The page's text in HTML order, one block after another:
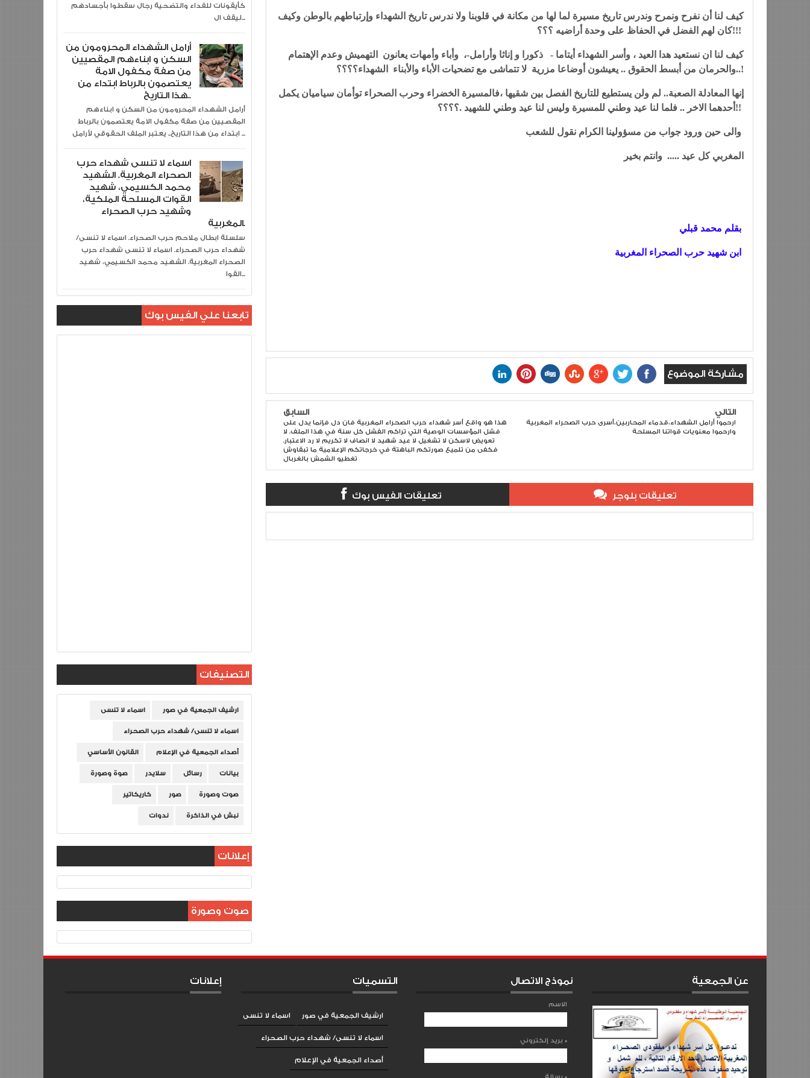
كيف لنا أن نفرح ونمرح وندرس تاريخ مسيرة لما لها من مكانة في قلوبنا ولا ندرس تاريخ الشهداء وإرتباطهم بالوطن وكيف
كان لهم الفضل في الحفاظ على وحدة أراضيه ؟؟؟!!!
كيف لنا ان نستعيد هدا العيد ، وأسر الشهداء أيتاما - ذكورا و إناثا وأرامل-، وأباء وأمهات يعانون التهميش وعدم الإهتمام
..والحرمان من أبسط الحقوق .. يعيشون أوضاعا مزرية لا تتماشى مع تضحيات الأباء والأبناء الشهداء؟؟؟؟!
إنها المعادلة الصعبة.. لم ولن يستطيع للتاريخ الفصل بين شقيها ،فالمسيرة الخضراء وحرب الصحراء توأمان سياميان يكمل
أحدهما الاخر .. فلما لنا عيد وطني للمسيرة وليس لنا عيد وطني للشهيد .؟؟؟؟!!
المغربي كل عيد ..... وانتم بخير
ابن شهيد حرب الصحراء المغربية
مشاركة الموضوع
التالي
ارحموا أرامل الشهداء،قدماء المحاربين،أسرى حرب الصحراء المغربية
وارحموا معنويات قواتنا المسلحة
السابق
هذا هو واقع أسر شهداء حرب الصحراء المغربية فان دل فإنما يدل على
فشل المؤسسات الوصية التي تراكم الفشل كل سنة في هذا الملف. لا
تعويض لاسكن لا تشغيل لا عيد شهيد لا انصاف لا تكريم لا رد الاعتبار.
فكفى من تلميع صورتكم الباهتة في خرجاتكم الإعلامية ما تبقاوش
تغطيو الشمش بالغربال
تعليقات بلوجر تعليقات الفيس بوك
كأيقونات للفداء والتضحية رجال سقطوا بأجسادهم
ليقف ال...
أرامل الشهداء المحرومون من
السكن و ابناءهم المقصيين
من صفة مكفول الامة
يعتصمون بالرباط ابتداء من
هذا التاريخ..
المقصيين من صفة مكفول الامة يعتصمون بالرباط
ابتداء من هذا التاريخ.. يعتبر الملف الحقوقي لأرامل ...
اسماء لا تنسى شهداء حرب
الصحراء المغربية. الشهيد
محمد الكسيمي، شهيد
القوات المسلحة الملكية،
وشهيد حرب الصحراء
المغربية.
شهداء حرب الصحراء. اسماء لا تنسى شهداء حرب
الصحراء المغربية. الشهيد محمد الكسيمي، شهيد
القوا...
تابعنا علي الفيس بوك
التصنيفات
ارشيف الجمعية في صور اسماء لا تنسى
اسماء لا تنسى/ شهداء حرب الصحراء
أصداء الجمعية في الإعلام القانون الأساسي
بيانات رسائل سلايدر صوة وصورة
صوت وصورة صور كاريكاتير
نبش في الذاكرة ندوات
إعلانات
صوت وصورة
عن الجمعية نموذج الاتصال
الاسم
بريد إلكتروني*
التسميات
ارشيف الجمعية في صور اسماء لا تنسى
اسماء لا تنسى/ شهداء حرب الصحراء
أصداء الجمعية في الإعلام
إعلانات